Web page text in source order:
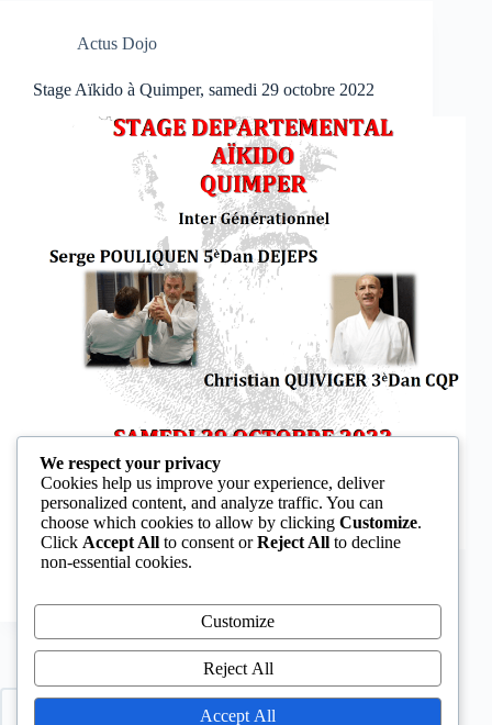
Actus Dojo
Stage Aïkido à Quimper, samedi 29 octobre 2022
L’affiche du stage
We respect your privacy
Cookies help us improve your experience, deliver
personalized content, and analyze traffic. You can
choose which cookies to allow by clicking Customize.
Click Accept All to consent orReject All to decline
non-essential cookies.
Customize
Reject All
Accept All